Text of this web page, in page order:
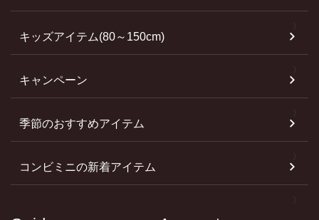
キッズアイテム(80～150cm)
キャンペーン
季節のおすすめアイテム
コンビミニの新着アイテム